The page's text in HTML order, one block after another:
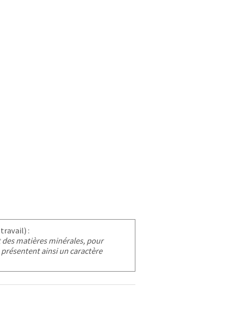
:
matières minérales, pour
ainsi un caractère